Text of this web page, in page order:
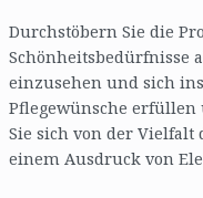
Durchstöbern Sie die
Schönheitsbedürfnisse
einzusehen und sich
Pflegewünsche erfüllen
Sie sich von der Vielfalt
einem Ausdruck von